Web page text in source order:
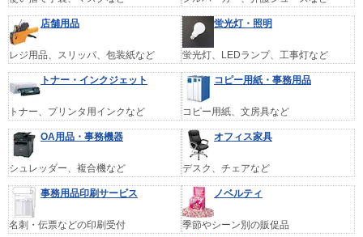
店舗用品
レジ用品、スリッパ、包装紙など
蛍光灯・照明
蛍光灯、LEDランプ、工事灯など
トナー・インクジェット
トナー、プリンタ用インクなど
コピー用紙・事務用品
コピー用紙、文房具など
OA用品・事務機器
シュレッダー、複合機など
オフィス家具
デスク、チェアなど
事務用品印刷サービス
名刺・伝票などの印刷受付
ノベルティ
季節やシーン別の販促品